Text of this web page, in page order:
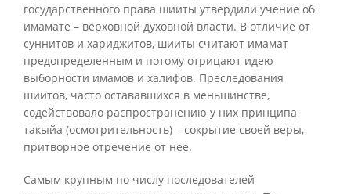
государственного права шииты утвердили учение об
имамате – верховной духовной власти. В отличие от
суннитов и хариджитов, шииты считают имамат
предопределенным и потому отрицают идею
выборности имамов и халифов. Преследования
шиитов, часто остававшихся в меньшинстве,
содействовало распространению у них принципа
такыйа (осмотрительность) – сокрытие своей веры,
притворное отречение от нее.
Самым крупным по числу последователей